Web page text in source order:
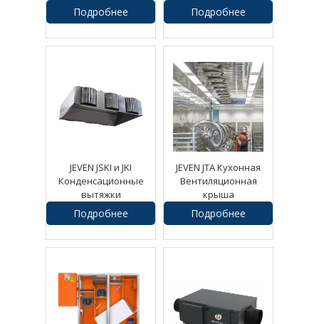
0руб.
Подробнее 0руб.
Подробнее
JEVEN JSKI и JKI
Конденсационные
вытяжки
0руб.
Подробнее
JEVEN JTA Кухонная
Вентиляционная
крыша
0руб.
Подробнее